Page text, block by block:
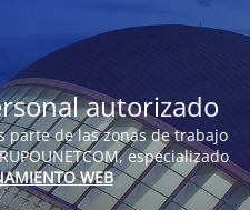
autorizado
parte de las zonas de trabajo
especializado
WEB